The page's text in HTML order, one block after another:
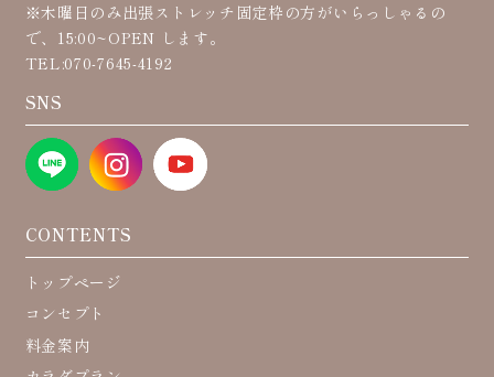
※木曜日のみ出張ストレッチ固定枠の方がいらっしゃるの
で、15:00~OPEN します。
TEL:070-7645-4192
SNS
CONTENTS
トップページ
コンセプト
料金案内